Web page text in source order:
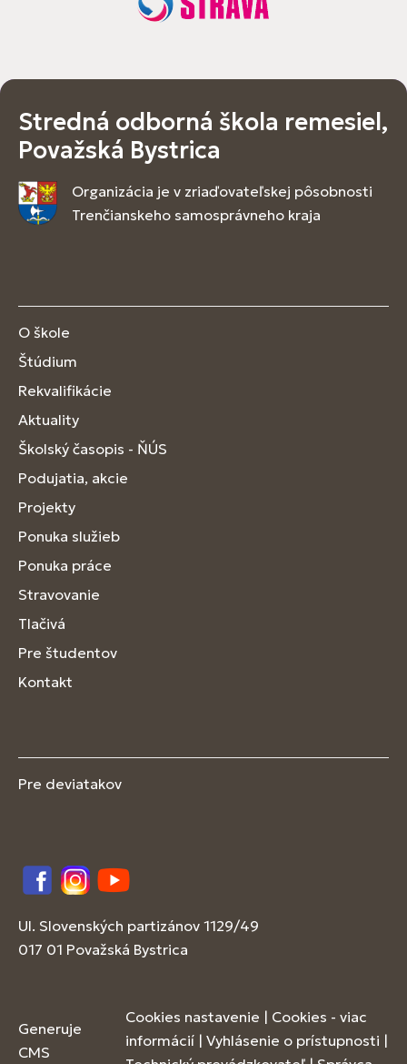
Stredná odborná škola remesiel,
Považská Bystrica
Organizácia je v zriaďovateľskej pôsobnosti
Trenčianskeho samosprávneho kraja
O škole
Štúdium
Rekvalifikácie
Aktuality
Školský časopis - ŇÚS
Podujatia, akcie
Projekty
Ponuka služieb
Ponuka práce
Stravovanie
Tlačivá
Pre študentov
Kontakt
Pre deviatakov
FacebookInstagram
YouTube
Ul. Slovenských partizánov 1129/49
017 01 Považská Bystrica
Generuje
CMS
Cookies nastavenie | Cookies - viac
informácií | Vyhlásenie o prístupnosti |